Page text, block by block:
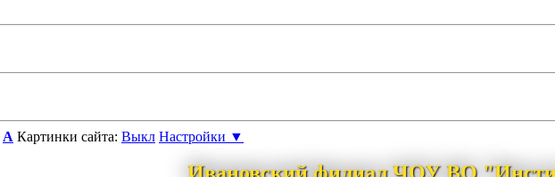
A Картинки сайта: Выкл Настройки ▼